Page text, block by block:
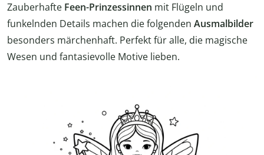
Zauberhafte Feen-Prinzessinnen mit Flügeln und
funkelnden Details machen die folgenden Ausmalbilder
besonders märchenhaft. Perfekt für alle, die magische
Wesen und fantasievolle Motive lieben.